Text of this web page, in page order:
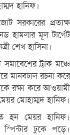
হানিফ।
সরকারের প্রত্যক্ষ
হামলার মূল টার্গেট
শেখ হাসিনা।
সমাবেশের ট্রাক মঞ্চে
মানবঢাল রচনা করে
রক্ষা করে আওয়ামী
মোহাম্মদ হানিফ।
হন মেয়র হানিফ।
ঢুকে পড়ে।